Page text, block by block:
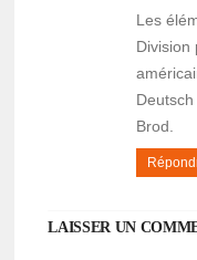
Les
Division
Brod.
LAISSER UN